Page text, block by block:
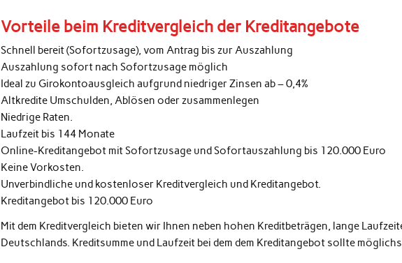
Vorteile beim Kreditvergleich der Kreditangebote
Schnell bereit (Sofortzusage), vom Antrag bis zur Auszahlung
Auszahlung sofort nach Sofortzusage möglich
Ideal zu Girokontoausgleich aufgrund niedriger Zinsen ab – 0,4%
Altkredite Umschulden, Ablösen oder zusammenlegen
Niedrige Raten.
Laufzeit bis 144 Monate
Online-Kreditangebot mit Sofortzusage und Sofortauszahlung bis 120.000 Euro
Keine Vorkosten.
Unverbindliche und kostenloser Kreditvergleich und Kreditangebot.
Kreditangebot bis 120.000 Euro
Mit dem Kreditvergleich bieten wir Ihnen neben hohen Kreditbeträgen, lange
Deutschlands. Kreditsumme und Laufzeit bei dem dem Kreditangebot sollte